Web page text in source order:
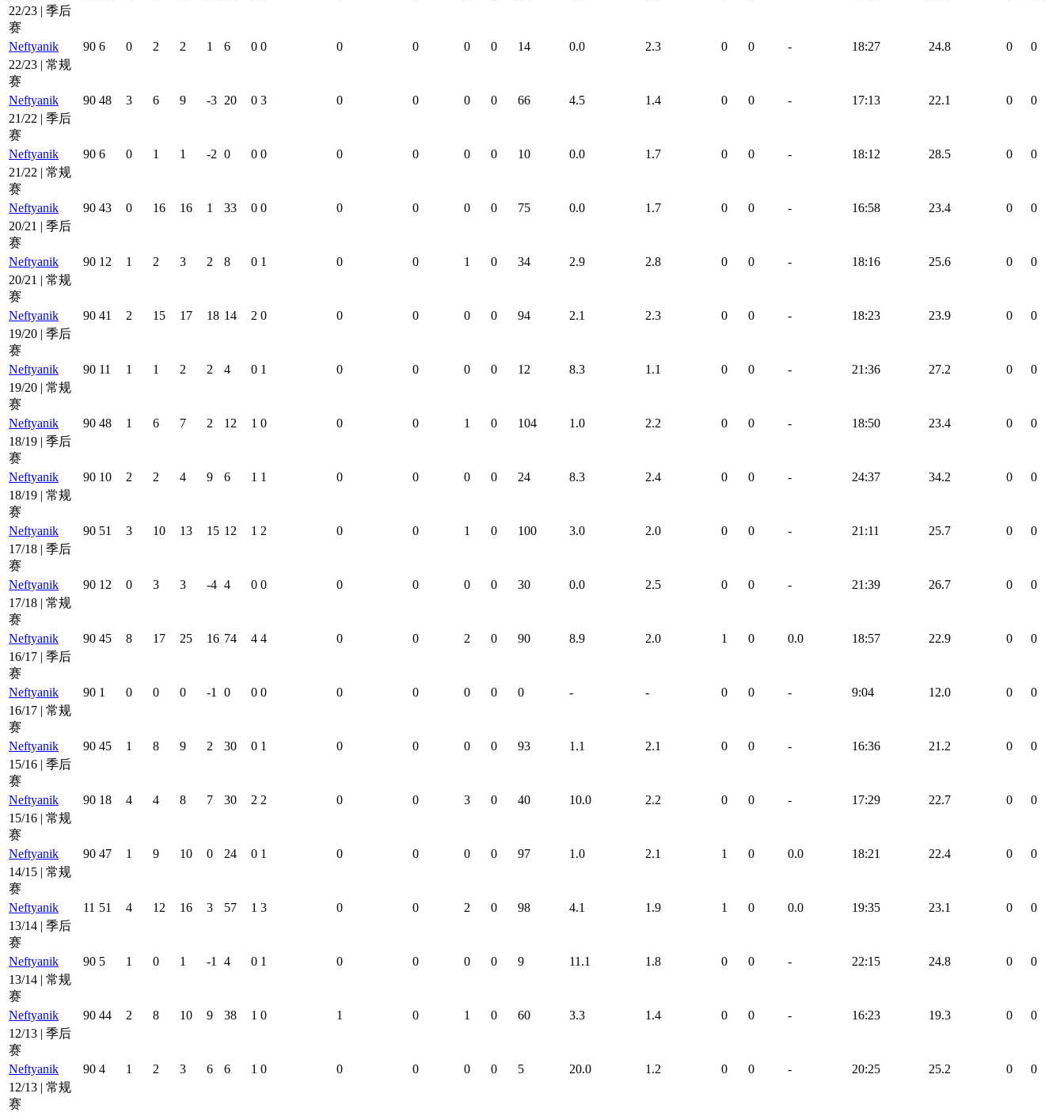
22/23 | 季后
赛
Neftyanik
90 6 0 2 2 1 6 0 0 0 0 0 0 14 0.0 2.3 0 0 - 18:27 24.8 0
0
22/23 | 常规
赛
Neftyanik
90 48 3 6 9 -3 20 0 3 0 0 0 0 66 4.5 1.4 0 0 - 17:13 22.1 0
0
21/22 | 季后
赛
Neftyanik
90 6 0 1 1 -2 0 0 0 0 0 0 0 10 0.0 1.7 0 0 - 18:12 28.5 0
0
21/22 | 常规
赛
Neftyanik
90 43 0 16 16 1 33 0 0 0 0 0 0 75 0.0 1.7 0 0 - 16:58 23.4 0
0
20/21 | 季后
赛
Neftyanik
90 12 1 2 3 2 8 0 1 0 0 1 0 34 2.9 2.8 0 0 - 18:16 25.6 0
0
20/21 | 常规
赛
Neftyanik
90 41 2 15 17 18 14 2 0 0 0 0 0 94 2.1 2.3 0 0 - 18:23 23.9 0
0
19/20 | 季后
赛
Neftyanik
90 11 1 1 2 2 4 0 1 0 0 0 0 12 8.3 1.1 0 0 - 21:36 27.2 0
0
19/20 | 常规
赛
Neftyanik
90 48 1 6 7 2 12 1 0 0 0 1 0 104 1.0 2.2 0 0 - 18:50 23.4 0
0
18/19 | 季后
赛
Neftyanik
90 10 2 2 4 9 6 1 1 0 0 0 0 24 8.3 2.4 0 0 - 24:37 34.2 0
0
18/19 | 常规
赛
Neftyanik
90 51 3 10 13 15 12 1 2 0 0 1 0 100 3.0 2.0 0 0 - 21:11 25.7 0
0
17/18 | 季后
赛
Neftyanik
90 12 0 3 3 -4 4 0 0 0 0 0 0 30 0.0 2.5 0 0 - 21:39 26.7 0
0
17/18 | 常规
赛
Neftyanik
90 45 8 17 25 16 74 4 4 0 0 2 0 90 8.9 2.0 1 0 0.0 18:57 22.9 0
0
16/17 | 季后
赛
Neftyanik
90 1 0 0 0 -1 0 0 0 0 0 0 0 0 - - 0 0 - 9:04 12.0 0
0
16/17 | 常规
赛
Neftyanik
90 45 1 8 9 2 30 0 1 0 0 0 0 93 1.1 2.1 0 0 - 16:36 21.2 0
0
15/16 | 季后
赛
Neftyanik
90 18 4 4 8 7 30 2 2 0 0 3 0 40 10.0 2.2 0 0 - 17:29 22.7 0
0
15/16 | 常规
赛
Neftyanik
90 47 1 9 10 0 24 0 1 0 0 0 0 97 1.0 2.1 1 0 0.0 18:21 22.4 0
0
14/15 | 常规
赛
Neftyanik
11 51 4 12 16 3 57 1 3 0 0 2 0 98 4.1 1.9 1 0 0.0 19:35 23.1 0
0
13/14 | 季后
赛
Neftyanik
90 5 1 0 1 -1 4 0 1 0 0 0 0 9 11.1 1.8 0 0 - 22:15 24.8 0
0
13/14 | 常规
赛
Neftyanik
90 44 2 8 10 9 38 1 0 1 0 1 0 60 3.3 1.4 0 0 - 16:23 19.3 0
0
12/13 | 季后
赛
Neftyanik
90 4 1 2 3 6 6 1 0 0 0 0 0 5 20.0 1.2 0 0 - 20:25 25.2 0
0
12/13 | 常规
赛